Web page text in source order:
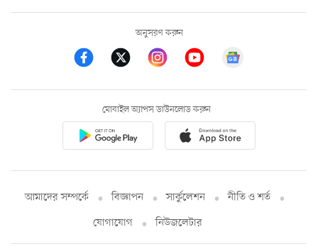
অনুসরণ করুন
মোবাইল অ্যাপস ডাউনলোড করুন
আমাদের সম্পর্কে বিজ্ঞাপন সার্কুলেশন
নীতি ও শর্ত
যোগাযোগ
নিউজলেটার